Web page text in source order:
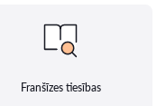
Franšīzes tiesības